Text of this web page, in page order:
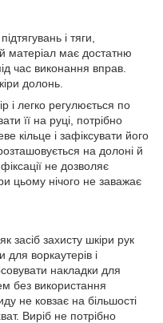
і тяги,
матеріал має достатню
час виконання вправ.
долонь.
і легко регулюється по
її на руці, потрібно
кільце і зафіксувати його
на долоні й
не дозволяє
цьому нічого не заважає
засіб захисту шкіри рук
для воркаутерів і
накладки для
без використання
не ковзає на більшості
Виріб не потрібно